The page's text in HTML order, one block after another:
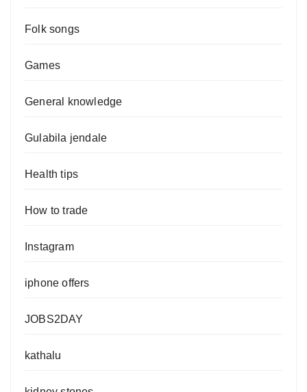
Folk songs
Games
General knowledge
Gulabila jendale
Health tips
How to trade
Instagram
iphone offers
JOBS2DAY
kathalu